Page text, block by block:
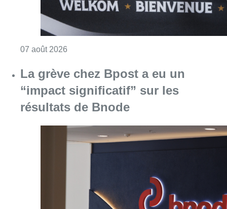
07 août 2026
La grève chez Bpost a eu un
“impact significatif” sur les
résultats de Bnode